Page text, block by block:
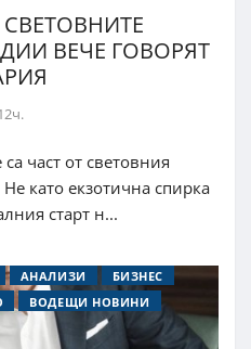
СВЕТОВНИТЕ
ВЕЧЕ ГОВОРЯТ
част от световния
като екзотична спирка
старт н...
АНАЛИЗИ
БИЗНЕС
ВОДЕЩИ НОВИНИ